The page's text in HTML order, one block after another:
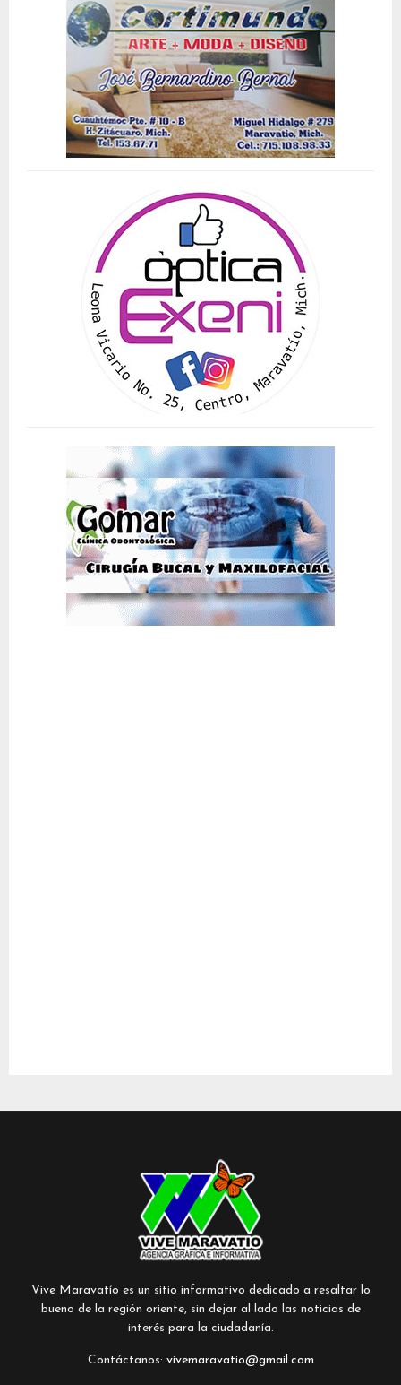
Vive Maravatío es un sitio informativo dedicado a resaltar lo
bueno de la región oriente, sin dejar al lado las noticias de
interés para la ciudadanía.
Contáctanos: vivemaravatio@gmail.com